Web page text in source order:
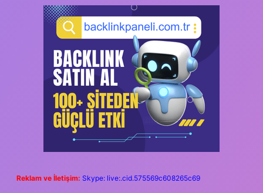
Reklam ve İletişim: Skype: live:.cid.575569c608265c69